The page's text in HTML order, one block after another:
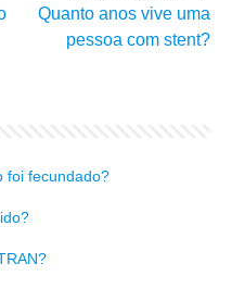
Quanto anos vive uma
pessoa com stent?
foi fecundado?